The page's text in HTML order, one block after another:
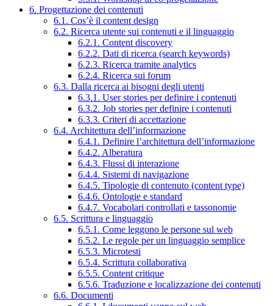
6. Progettazione dei contenuti
6.1. Cos’è il content design
6.2. Ricerca utente sui contenuti e il linguaggio
6.2.1. Content discovery
6.2.2. Dati di ricerca (search keywords)
6.2.3. Ricerca tramite analytics
6.2.4. Ricerca sui forum
6.3. Dalla ricerca ai bisogni degli utenti
6.3.1. User stories per definire i contenuti
6.3.2. Job stories per definire i contenuti
6.3.3. Criteri di accettazione
6.4. Architettura dell’informazione
6.4.1. Definire l’architettura dell’informazione
6.4.2. Alberatura
6.4.3. Flussi di interazione
6.4.4. Sistemi di navigazione
6.4.5. Tipologie di contenuto (content type)
6.4.6. Ontologie e standard
6.4.7. Vocabolari controllati e tassonomie
6.5. Scrittura e linguaggio
6.5.1. Come leggono le persone sul web
6.5.2. Le regole per un linguaggio semplice
6.5.3. Microtesti
6.5.4. Scrittura collaborativa
6.5.5. Content critique
6.5.6. Traduzione e localizzazione dei contenuti
6.6. Documenti